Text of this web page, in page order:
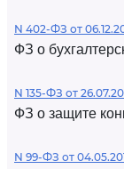
N 402-ФЗ от
ФЗ о
N 135-ФЗ от
ФЗ о защите
N 99-ФЗ от